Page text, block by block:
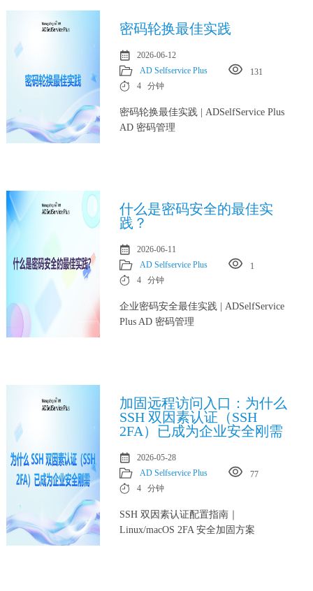
密码轮换最佳实践
2026-06-12
AD Selfservice Plus
131
4 分钟
密码轮换最佳实践 | ADSelfService Plus
AD 密码管理
什么是密码安全的最佳实
践？
2026-06-11
AD Selfservice Plus
1
4 分钟
企业密码安全最佳实践 | ADSelfService
Plus AD 密码管理
加固远程访问入口：为什么
SSH 双因素认证（SSH
2FA）已成为企业安全刚需
2026-05-28
AD Selfservice Plus
77
4 分钟
SSH 双因素认证配置指南｜
Linux/macOS 2FA 安全加固方案